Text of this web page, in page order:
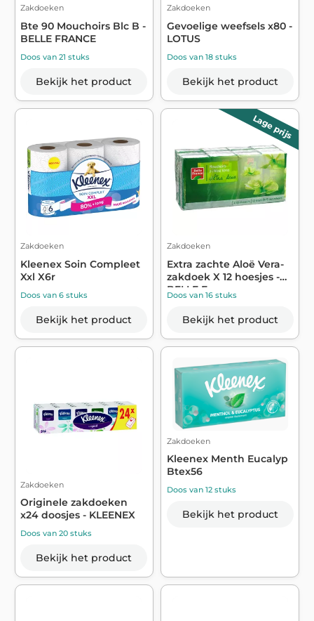
Zakdoeken
Bte 90 Mouchoirs Blc B -
BELLE FRANCE
Doos van 21 stuks
Bekijk het product
Zakdoeken
Gevoelige weefsels x80 -
LOTUS
Doos van 18 stuks
Bekijk het product
Zakdoeken
Kleenex Soin Compleet
Xxl X6r
Doos van 6 stuks
Bekijk het product
Lage prijs
Zakdoeken
Extra zachte Aloë Vera-
zakdoek X 12 hoesjes -
BELLE F...
Doos van 16 stuks
Bekijk het product
Zakdoeken
Originele zakdoeken
x24 doosjes - KLEENEX
Doos van 20 stuks
Bekijk het product
Zakdoeken
Kleenex Menth Eucalyp
Btex56
Doos van 12 stuks
Bekijk het product